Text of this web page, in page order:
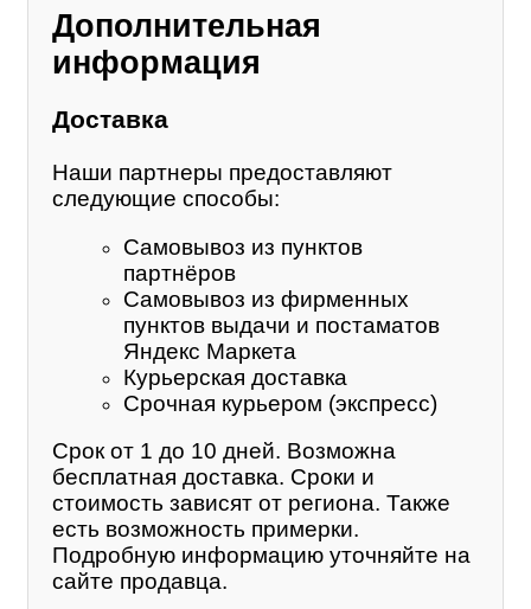
Дополнительная
информация
Доставка
Наши партнеры предоставляют
следующие способы:
Самовывоз из пунктов
партнёров
Самовывоз из фирменных
пунктов выдачи и постаматов
Яндекс Маркета
Курьерская доставка
Срочная курьером (экспресс)
Срок от 1 до 10 дней. Возможна
бесплатная доставка. Сроки и
стоимость зависят от региона. Также
есть возможность примерки.
Подробную информацию уточняйте на
сайте продавца.